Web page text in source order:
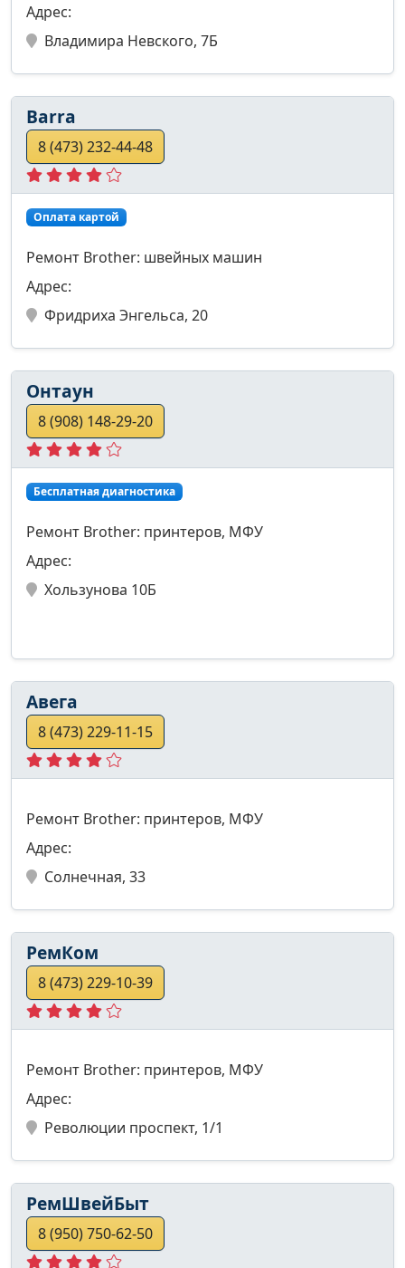
Адрес:
Владимира Невского, 7Б
Barra
8 (473) 232-44-48
Оплата картой
Ремонт Brother: швейных машин
Адрес:
Фридриха Энгельса, 20
Онтаун
8 (908) 148-29-20
Бесплатная диагностика
Ремонт Brother: принтеров, МФУ
Адрес:
Хользунова 10Б
Авега
8 (473) 229-11-15
Ремонт Brother: принтеров, МФУ
Адрес:
Солнечная, 33
РемКом
8 (473) 229-10-39
Ремонт Brother: принтеров, МФУ
Адрес:
Революции проспект, 1/1
РемШвейБыт
8 (950) 750-62-50